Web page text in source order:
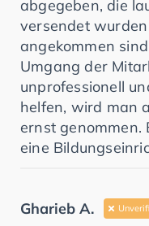
abgegeben, die
versendet
angekommen
Umgang der
unprofessionell
helfen, wird man
ernst genommen.
eine
Gharieb A.